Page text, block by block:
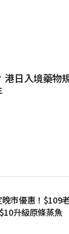
港日入境藥物
市優惠！$109
升級原條蒸魚